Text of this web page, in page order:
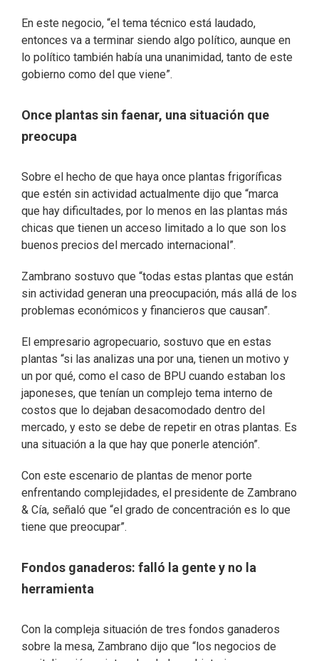
En este negocio, “el tema técnico está laudado,
entonces va a terminar siendo algo político, aunque en
lo político también había una unanimidad, tanto de este
gobierno como del que viene”.
Once plantas sin faenar, una situación que
preocupa
Sobre el hecho de que haya once plantas frigoríficas
que estén sin actividad actualmente dijo que “marca
que hay dificultades, por lo menos en las plantas más
chicas que tienen un acceso limitado a lo que son los
buenos precios del mercado internacional”.
Zambrano sostuvo que “todas estas plantas que están
sin actividad generan una preocupación, más allá de los
problemas económicos y financieros que causan”.
El empresario agropecuario, sostuvo que en estas
plantas “si las analizas una por una, tienen un motivo y
un por qué, como el caso de BPU cuando estaban los
japoneses, que tenían un complejo tema interno de
costos que lo dejaban desacomodado dentro del
mercado, y esto se debe de repetir en otras plantas. Es
una situación a la que hay que ponerle atención”.
Con este escenario de plantas de menor porte
enfrentando complejidades, el presidente de Zambrano
& Cía, señaló que “el grado de concentración es lo que
tiene que preocupar”.
Fondos ganaderos: falló la gente y no la
herramienta
Con la compleja situación de tres fondos ganaderos
sobre la mesa, Zambrano dijo que “los negocios de